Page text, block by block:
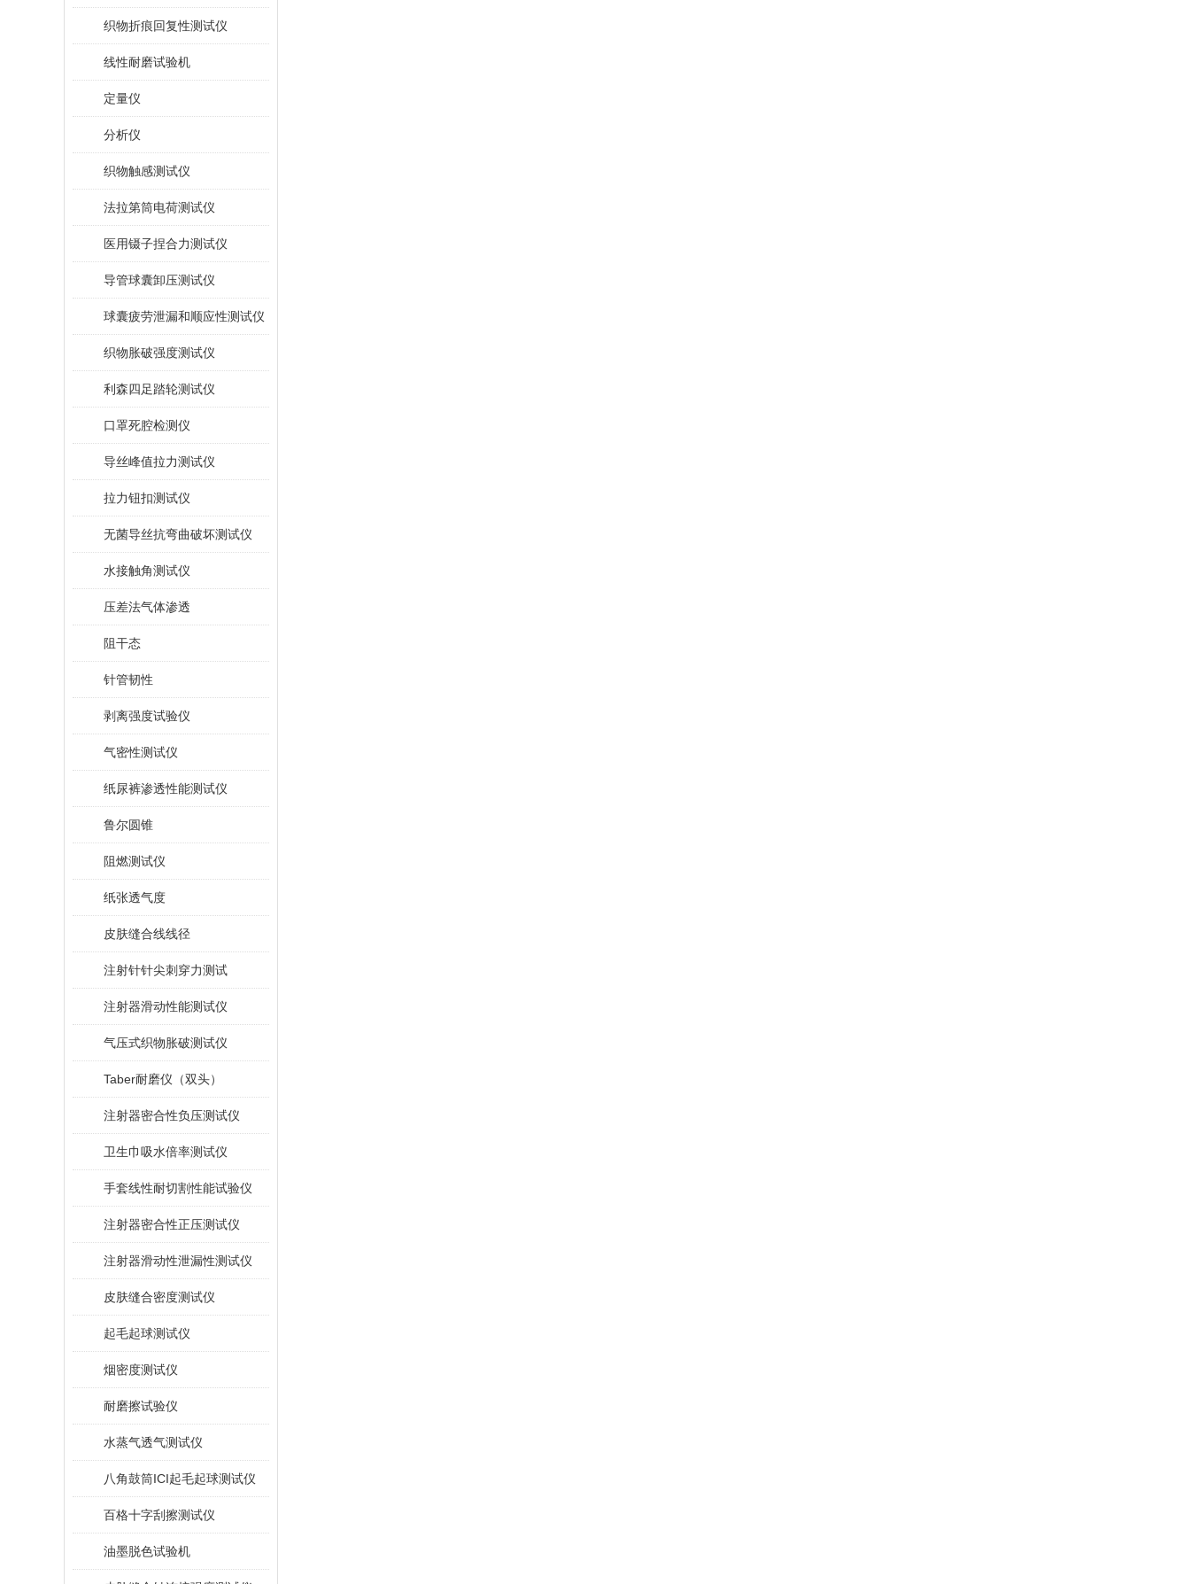
织物折痕回复性测试仪
线性耐磨试验机
定量仪
分析仪
织物触感测试仪
法拉第筒电荷测试仪
医用镊子捏合力测试仪
导管球囊卸压测试仪
球囊疲劳泄漏和顺应性测试仪
织物胀破强度测试仪
利森四足踏轮测试仪
口罩死腔检测仪
导丝峰值拉力测试仪
拉力钮扣测试仪
无菌导丝抗弯曲破坏测试仪
水接触角测试仪
压差法气体渗透
阻干态
针管韧性
剥离强度试验仪
气密性测试仪
纸尿裤渗透性能测试仪
鲁尔圆锥
阻燃测试仪
纸张透气度
皮肤缝合线线径
注射针针尖刺穿力测试
注射器滑动性能测试仪
气压式织物胀破测试仪
Taber耐磨仪（双头）
注射器密合性负压测试仪
卫生巾吸水倍率测试仪
手套线性耐切割性能试验仪
注射器密合性正压测试仪
注射器滑动性泄漏性测试仪
皮肤缝合密度测试仪
起毛起球测试仪
烟密度测试仪
耐磨擦试验仪
水蒸气透气测试仪
八角鼓筒ICI起毛起球测试仪
百格十字刮擦测试仪
油墨脱色试验机